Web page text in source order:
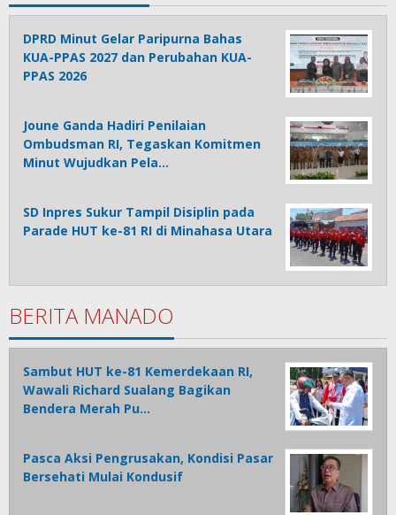
DPRD Minut Gelar Paripurna Bahas
KUA-PPAS 2027 dan Perubahan KUA-
PPAS 2026
Joune Ganda Hadiri Penilaian
Ombudsman RI, Tegaskan Komitmen
Minut Wujudkan Pela…
SD Inpres Sukur Tampil Disiplin pada
Parade HUT ke-81 RI di Minahasa Utara
BERITA MANADO
Sambut HUT ke-81 Kemerdekaan RI,
Wawali Richard Sualang Bagikan
Bendera Merah Pu…
Pasca Aksi Pengrusakan, Kondisi Pasar
Bersehati Mulai Kondusif